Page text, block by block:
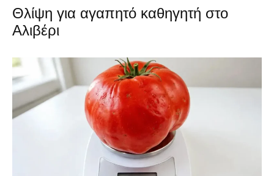
Θλίψη για αγαπητό καθηγητή στο
Αλιβέρι